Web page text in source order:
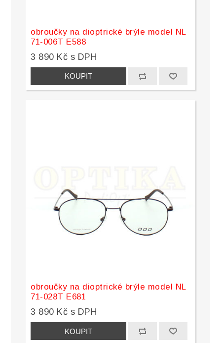
obroučky na dioptrické brýle model NL
71-006T E588
3 890 Kč s DPH
obroučky na dioptrické brýle model NL
71-028T E681
3 890 Kč s DPH